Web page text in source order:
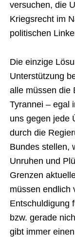
versuchen, die
Kriegsrecht im
politischen
Die einzige
Unterstützung
alle müssen die
Tyrannei – egal
uns gegen jede
durch die
Bundes stellen,
Unruhen und
Grenzen
müssen endlich
Entschuldigung
bzw. gerade
gibt immer